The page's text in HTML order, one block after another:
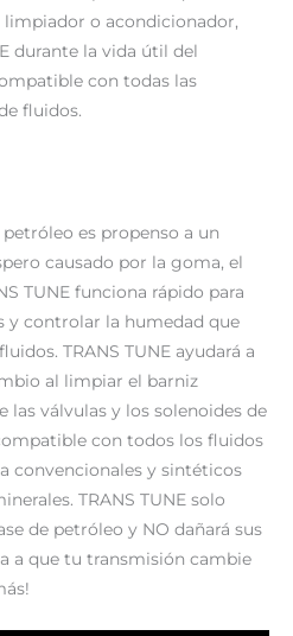
limpiador o acondicionador,
durante la vida útil del
con todas las
fluidos.
es propenso a un
causado por la goma, el
TUNE funciona rápido para
y controlar la humedad que
TRANS TUNE ayudará a
al limpiar el barniz
las válvulas y los solenoides de
con todos los fluidos
convencionales y sintéticos
TRANS TUNE solo
de petróleo y NO dañará sus
a que tu transmisión cambie